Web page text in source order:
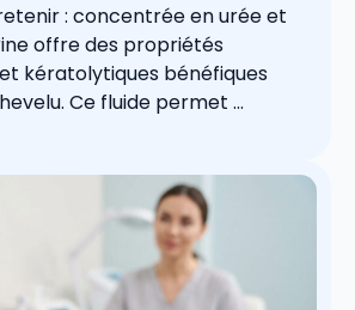
: concentrée en urée et
offre des propriétés
kératolytiques bénéfiques
Ce fluide permet ...